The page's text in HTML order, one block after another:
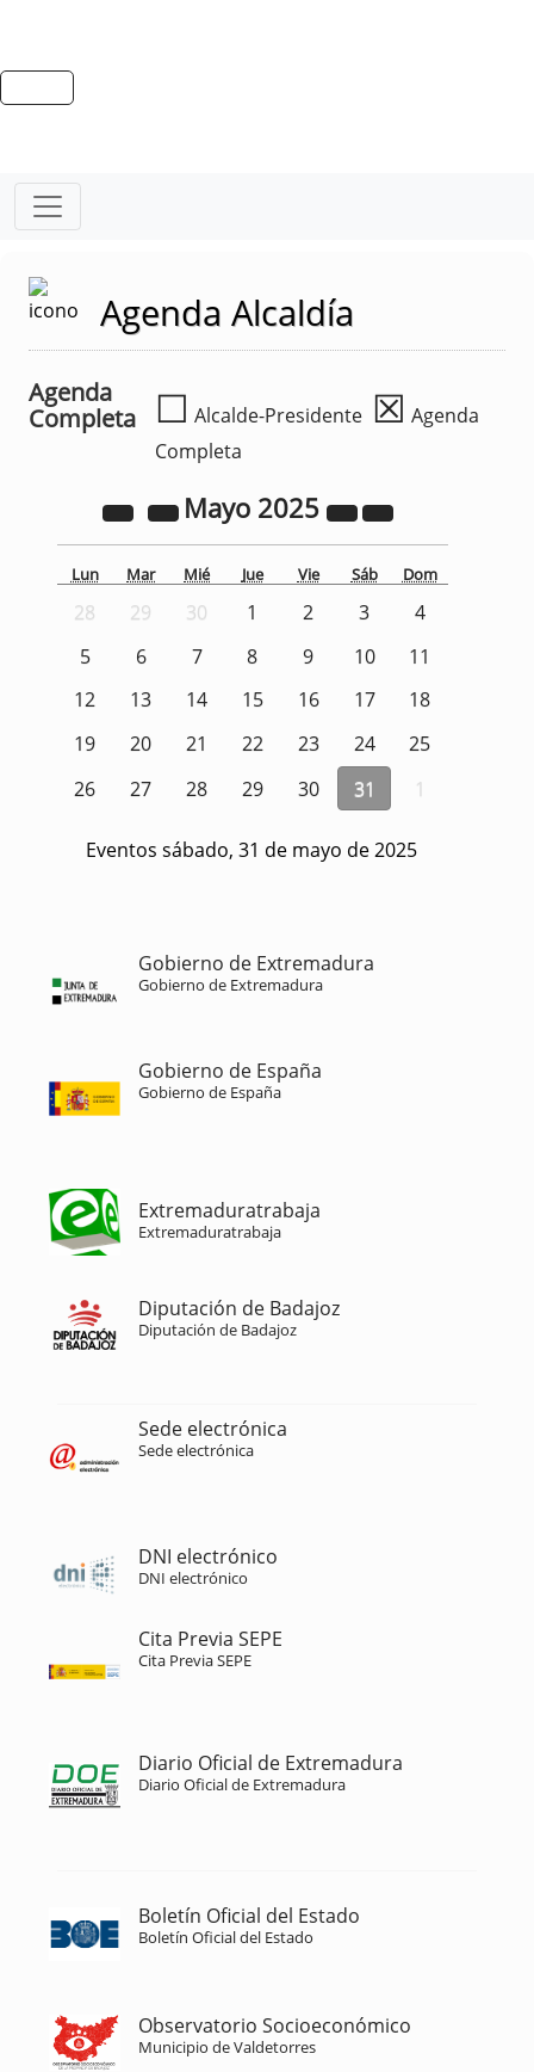
Agenda Alcaldía
Agenda
Completa
☐ Alcalde-Presidente ☒ Agenda
Completa
Mayo 2025
Lun Mar Mié Jue Vie Sáb Dom
28 29 30 1 2 3
4
5
6 7 8 9 10
11
12
13 14 15 16 17
18
19
20 21 22 23 24
25
26
27 28 29 30 31 1
Eventos sábado, 31 de mayo de 2025
Gobierno de Extremadura
Gobierno de Extremadura
Gobierno de España
Gobierno de España
Extremaduratrabaja
Extremaduratrabaja
Diputación de Badajoz
Diputación de Badajoz
Sede electrónica
Sede electrónica
DNI electrónico
DNI electrónico
Cita Previa SEPE
Cita Previa SEPE
Diario Oficial de Extremadura
Diario Oficial de Extremadura
Boletín Oficial del Estado
Boletín Oficial del Estado
Observatorio Socioeconómico
Municipio de Valdetorres